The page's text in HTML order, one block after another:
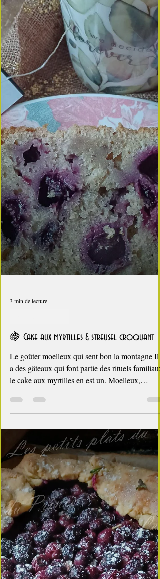
3 min de lecture
Retour de l'école
🍇 Cake aux myrtilles & streusel croquant
Le goûter moelleux qui sent bon la montagne Il y
a des gâteaux qui font partie des rituels familiaux
le cake aux myrtilles en est un. Moelleux,
généreux, ponctué de petites baies bleutées qui
éclatent à la cuisson, il se glisse aussi bien sur la